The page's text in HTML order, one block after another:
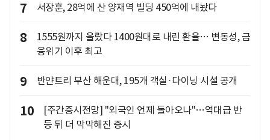
7 서장훈, 28억에 산 양재역 빌딩 450억에 내놨다
8
1555원까지 올랐다 1400원대로 내린 환율… 변동성, 금
융위기 이후 최고
9 반얀트리 부산 해운대, 195개 객실·다이닝 시설 공개
10
[주간증시전망] "외국인 언제 돌아오나"…역대급 반
등 뒤 더 막막해진 증시